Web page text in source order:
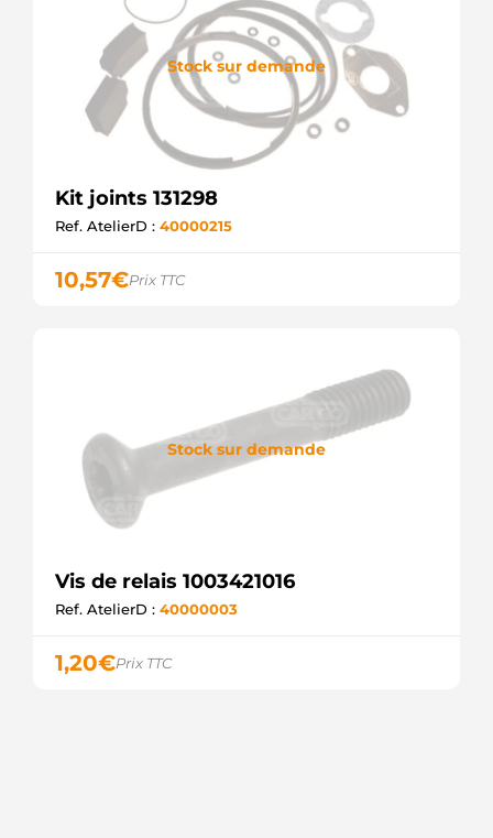
Stock sur demande
Kit joints 131298
Ref. AtelierD : 40000215
10,57€Prix TTC
Stock sur demande
Vis de relais 1003421016
Ref. AtelierD : 40000003
1,20€Prix TTC